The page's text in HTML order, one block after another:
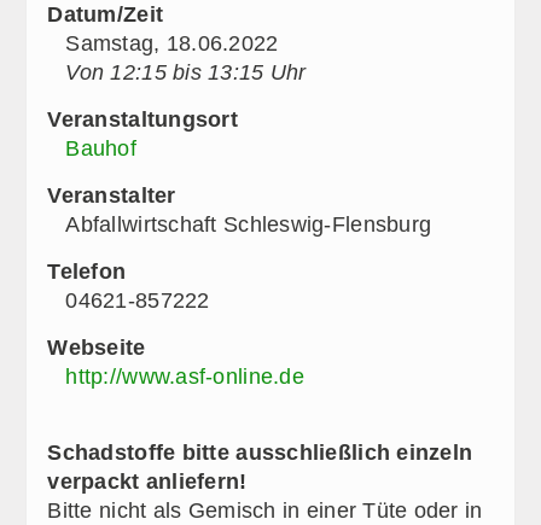
Datum/Zeit
Samstag, 18.06.2022
Von 12:15 bis 13:15 Uhr
Veranstaltungsort
Bauhof
Veranstalter
Abfallwirtschaft Schleswig-Flensburg
Telefon
04621-857222
Webseite
http://www.asf-online.de
Schadstoffe bitte ausschließlich einzeln
verpackt anliefern!
Bitte nicht als Gemisch in einer Tüte oder in